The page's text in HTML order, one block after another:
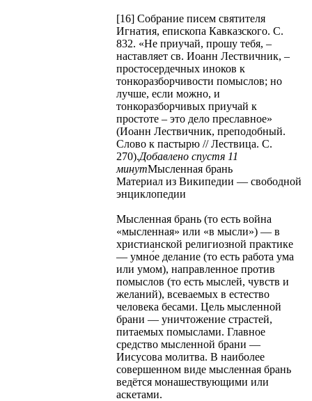
[16] Собрание писем святителя
Игнатия, епископа Кавказского. С.
832. «Не приучай, прошу тебя, –
наставляет св. Иоанн Лествичник, –
простосердечных иноков к
тонкоразборчивости помыслов; но
лучше, если можно, и
тонкоразборчивых приучай к
простоте – это дело преславное»
(Иоанн Лествичник, преподобный.
Слово к пастырю // Лествица. С.
270).Добавлено спустя 11
минутМысленная брань
Материал из Википедии — свободной
энциклопедии
Мысленная брань (то есть война
«мысленная» или «в мысли») — в
христианской религиозной практике
— умно́е делание (то есть работа ума
или умом), направленное против
помыслов (то есть мыслей, чувств и
желаний), всеваемых в естество
человека бесами. Цель мысленной
брани — уничтожение страстей,
питаемых помыслами. Главное
средство мысленной брани —
Иисусова молитва. В наиболее
совершенном виде мысленная брань
ведётся монашествующими или
аскетами.